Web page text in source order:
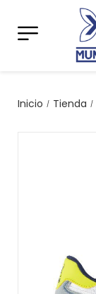
Inicio / Tienda /